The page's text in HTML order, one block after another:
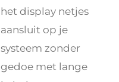
het display netjes
aansluit op je
systeem zonder
gedoe met lange